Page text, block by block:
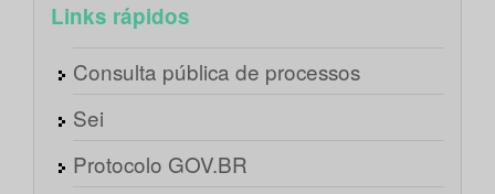
Links rápidos
Consulta pública de processos
Sei
Protocolo GOV.BR